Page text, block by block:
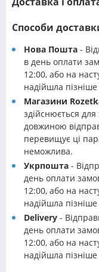
Способи
Нова Пошта -
в день оплати
12:00, або на
надійшла
Магазини
здійснюється
довжиною
перевищує ці
неможлива.
Укрпошта -
день оплати
12:00, або на
надійшла
Delivery -
день оплати
12:00, або на
надійшла